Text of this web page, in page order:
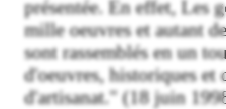
présentée. En effet, Les
mille oeuvres et autant
sont rassemblés en un
d'oeuvres, historiques et
d'artisanat." (18 juin